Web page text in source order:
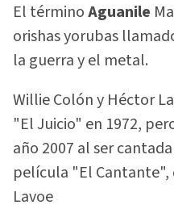
El términoAguanile
orishas yorubas
la guerra y el metal.
Willie Colón y Héctor
"El Juicio" en 1972,
año 2007 al ser
película "El
Lavoe